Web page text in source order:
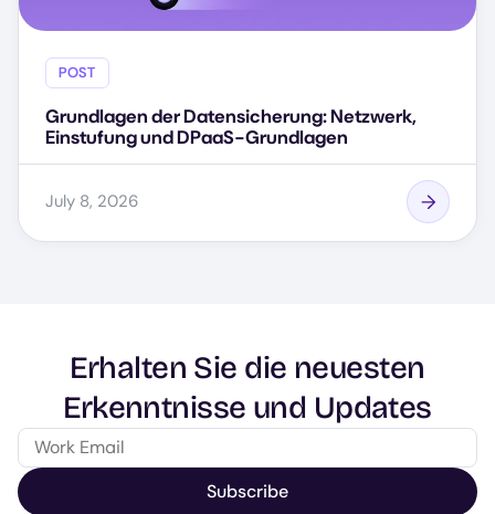
POST
Grundlagen der Datensicherung: Netzwerk,
Einstufung und DPaaS-Grundlagen
July 8, 2026
Erhalten Sie die neuesten
Erkenntnisse und Updates
Subscribe